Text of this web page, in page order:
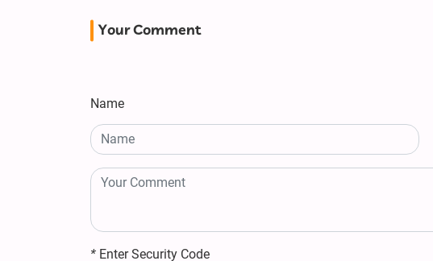
Your Comment
Name
* Enter Security Code